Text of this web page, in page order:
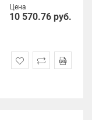
Цена
10 570.76 руб.